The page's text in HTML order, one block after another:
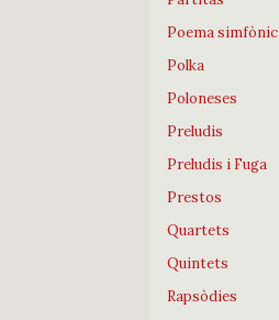
Poema simfònic
Polka
Poloneses
Preludis
Preludis i Fuga
Prestos
Quartets
Quintets
Rapsòdies